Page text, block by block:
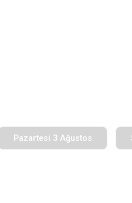
Pazartesi 3 Ağustos